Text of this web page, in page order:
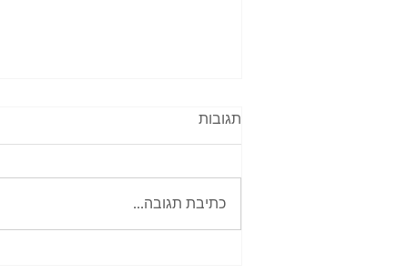
תגובות
כתיבת תגובה...